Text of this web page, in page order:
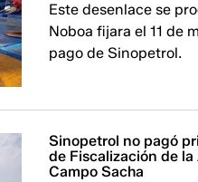
Este desenlace se
Noboa fijara el 11 de
pago de Sinopetrol.
Sinopetrol no pagó
de Fiscalización de
Campo Sacha